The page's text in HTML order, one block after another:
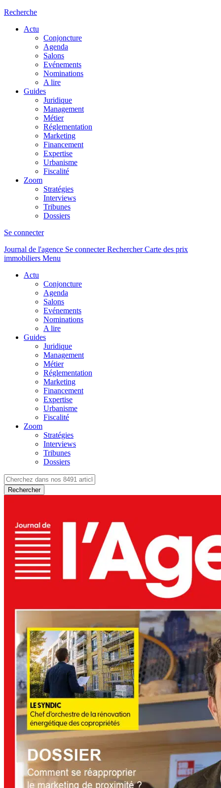
Recherche
Actu
Conjoncture
Agenda
Salons
Evénements
Nominations
A lire
Guides
Juridique
Management
Métier
Réglementation
Marketing
Financement
Expertise
Urbanisme
Fiscalité
Zoom
Stratégies
Interviews
Tribunes
Dossiers
Se connecter
Journal de l'agence Se connecterRechercher Carte des prix
immobiliers Menu
Actu
Conjoncture
Agenda
Salons
Evénements
Nominations
A lire
Guides
Juridique
Management
Métier
Réglementation
Marketing
Financement
Expertise
Urbanisme
Fiscalité
Zoom
Stratégies
Interviews
Tribunes
Dossiers
Rechercher